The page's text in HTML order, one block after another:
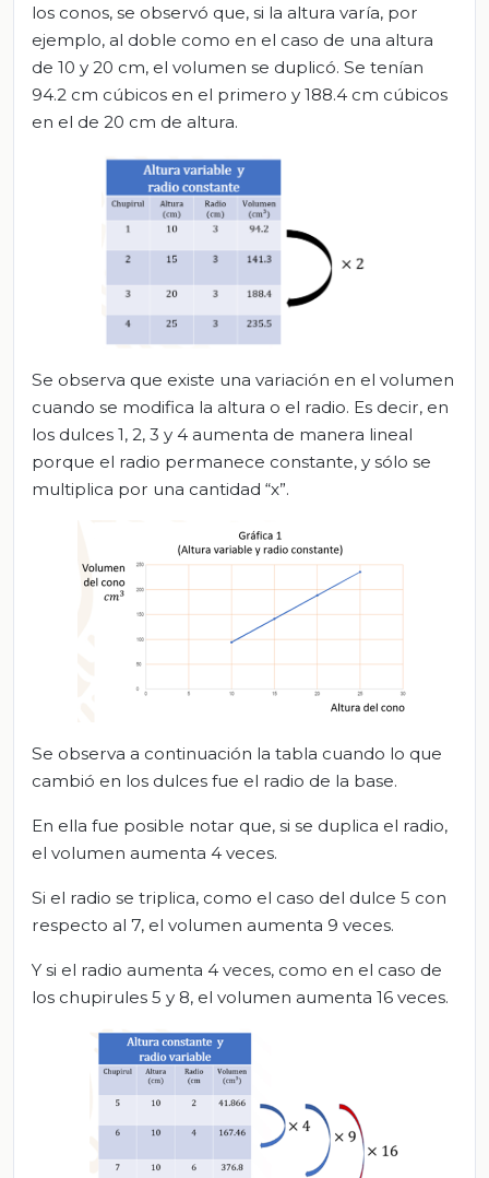
los conos, se observó que, si la altura varía, por
ejemplo, al doble como en el caso de una altura
de 10 y 20 cm, el volumen se duplicó. Se tenían
94.2 cm cúbicos en el primero y 188.4 cm cúbicos
en el de 20 cm de altura.
Se observa que existe una variación en el volumen
cuando se modifica la altura o el radio. Es decir, en
los dulces 1, 2, 3 y 4 aumenta de manera lineal
porque el radio permanece constante, y sólo se
multiplica por una cantidad “x”.
Se observa a continuación la tabla cuando lo que
cambió en los dulces fue el radio de la base.
En ella fue posible notar que, si se duplica el radio,
el volumen aumenta 4 veces.
Si el radio se triplica, como el caso del dulce 5 con
respecto al 7, el volumen aumenta 9 veces.
Y si el radio aumenta 4 veces, como en el caso de
los chupirules 5 y 8, el volumen aumenta 16 veces.